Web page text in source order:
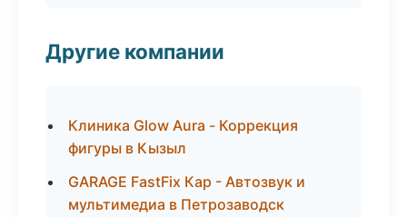
Другие компании
Клиника Glow Aura - Коррекция
фигуры в Кызыл
GARAGE FastFix Кар - Автозвук и
мультимедиа в Петрозаводск